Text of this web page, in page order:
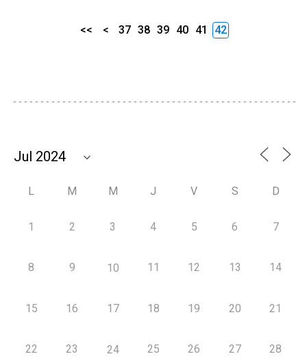
<< < 37 38 39 40 41 42
L M M J V S D
1 2 3 4 5 6 7
8 9 10 11 12 13 14
15 16 17 18 19 20 21
22 23 24 25 26 27 28